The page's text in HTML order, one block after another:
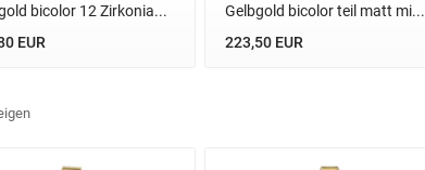
bicolor 12 Zirkonia...
EUR
Gelbgold bicolor teil matt mi...
223,50 EUR